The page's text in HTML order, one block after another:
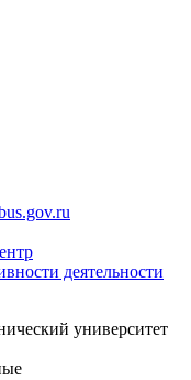
деятельности
университет